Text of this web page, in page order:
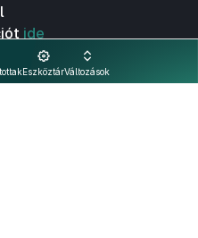
EszköztárVáltozások
ide